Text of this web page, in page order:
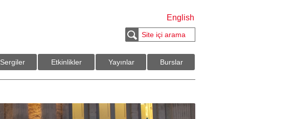
English
Sergiler Etkinlikler Yayınlar Burslar